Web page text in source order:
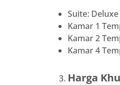
Suite:
Kamar 1
Kamar 2
Kamar 4
Harga